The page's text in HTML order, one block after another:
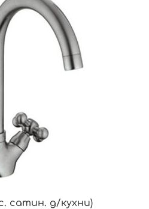
сатин. д/кухни)